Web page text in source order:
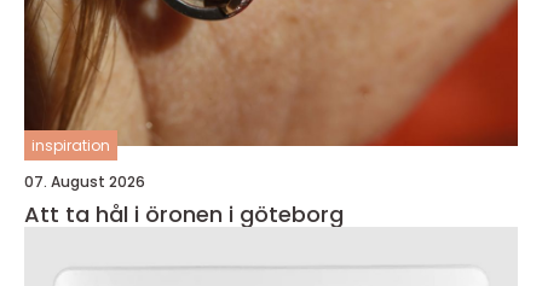
inspiration
07. August 2026
Att ta hål i öronen i göteborg